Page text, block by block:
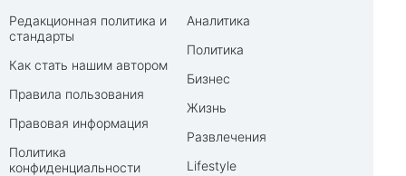
Редакционная политика и
стандарты
Как стать нашим автором
Правила пользования
Правовая информация
Политика
конфиденциальности
Аналитика
Политика
Бизнес
Жизнь
Развлечения
Lifestyle